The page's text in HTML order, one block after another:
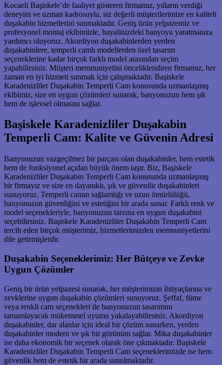
Kocaeli Başiskele’de faaliyet gösteren firmamız, yılların verdiği
deneyim ve uzman kadrosuyla, siz değerli müşterilerimize en kaliteli
duşakabin hizmetlerini sunmaktadır. Geniş ürün yelpazemiz ve
profesyonel montaj ekibimizle, hayalinizdeki banyoyu yaratmanıza
yardımcı oluyoruz. Akordiyon duşakabinlerden yerden
duşakabinlere, temperli camlı modellerden özel tasarım
seçeneklerine kadar birçok farklı model arasından seçim
yapabilirsiniz. Müşteri memnuniyetini önceliklendiren firmamız, her
zaman en iyi hizmeti sunmak için çalışmaktadır. Başiskele
Karadenizliler Duşakabin Temperli Cam konusunda uzmanlaşmış
ekibimiz, size en uygun çözümleri sunarak, banyonuzun hem şık
hem de işlevsel olmasını sağlar.
Başiskele Karadenizliler Duşakabin
Temperli Cam: Kalite ve Güvenin Adresi
Banyonuzun vazgeçilmez bir parçası olan duşakabinler, hem estetik
hem de fonksiyonel açıdan büyük önem taşır. Biz, Başiskele
Karadenizliler Duşakabin Temperli Cam konusunda uzmanlaşmış
bir firmayız ve size en dayanıklı, şık ve güvenilir duşakabinleri
sunuyoruz. Temperli camın sağlamlığı ve uzun ömürlülüğü,
banyonuzun güvenliğini ve estetiğini bir arada sunar. Farklı renk ve
model seçenekleriyle, banyonuzun tarzına en uygun duşakabini
seçebilirsiniz. Başiskele Karadenizliler Duşakabin Temperli Cam
tercih eden birçok müşterimiz, hizmetlerimizden memnuniyetlerini
dile getirmişlerdir.
Duşakabin Seçeneklerimiz: Her Bütçeye ve Zevke
Uygun Çözümler
Geniş bir ürün yelpazesi sunarak, her müşterimizin ihtiyaçlarına ve
zevklerine uygun duşakabin çözümleri sunuyoruz. Şeffaf, füme
veya renkli cam seçenekleri ile banyonuzun tasarımını
tamamlayacak mükemmel uyumu yakalayabilirsiniz. Akordiyon
duşakabinler, dar alanlar için ideal bir çözüm sunarken, yerden
duşakabinler modern ve şık bir görünüm sağlar. Mika duşakabinler
ise daha ekonomik bir seçenek olarak öne çıkmaktadır. Başiskele
Karadenizliler Duşakabin Temperli Cam seçeneklerimizde ise hem
güvenlik hem de estetik bir arada sunulmaktadır.